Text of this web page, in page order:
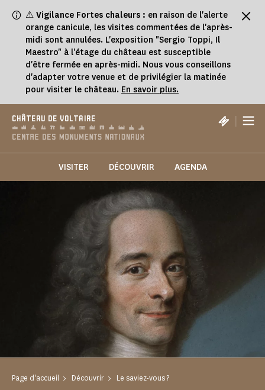
⚠ Vigilance Fortes chaleurs : en raison de l'alerte
orange canicule, les visites commentées de l'après-
midi sont annulées. L'exposition "Sergio Toppi, Il
Maestro" à l'étage du château est susceptible
d'être fermée en après-midi. Nous vous conseillons
d'adapter votre venue et de privilégier la matinée
pour visiter le château. En savoir plus.
CHÂTEAU DE VOLTAIRE |
VISITER DÉCOUVRIR AGENDA
Page d'accueil Découvrir Le saviez-vous ?